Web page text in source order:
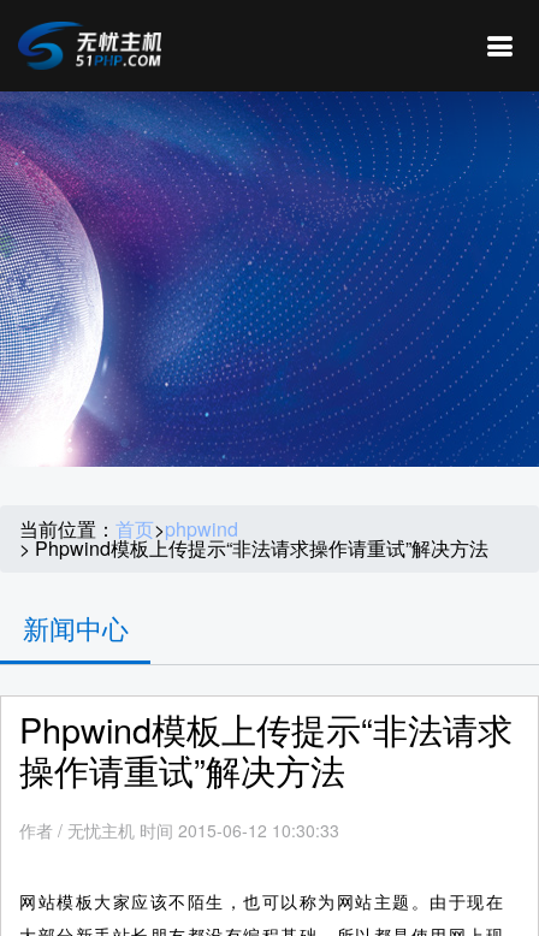
当前位置： 首页>phpwind
> Phpwind模板上传提示“非法请求操作请重试”解决方法
新闻中心
Phpwind模板上传提示“非法请求
操作请重试”解决方法
作者 / 无忧主机 时间 2015-06-12 10:30:33
网站模板大家应该不陌生，也可以称为网站主题。由于现在